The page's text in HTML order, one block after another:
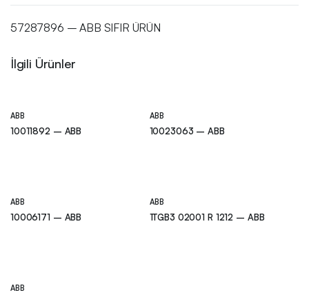
57287896 – ABB SIFIR ÜRÜN
İlgili Ürünler
ABB
10011892 – ABB
ABB
10023063 – ABB
ABB
10006171 – ABB
ABB
1TGB3 02001 R 1212 – ABB
ABB